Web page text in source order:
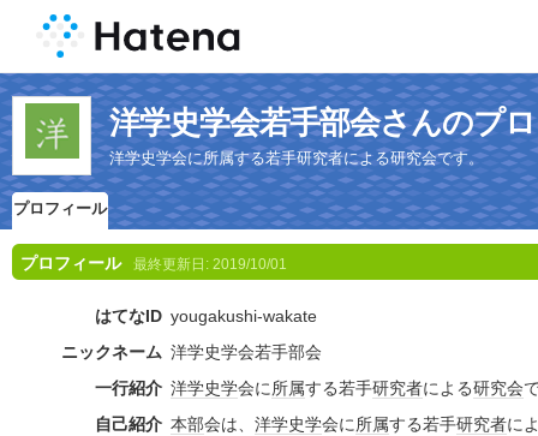
洋学史学会若手部会さんのプ
洋学史学会に所属する若手研究者による研究会です。
プロフィール
プロフィール 最終更新日: 2019/10/01
はてなID yougakushi-wakate
ニックネーム 洋学史学会若手部会
一行紹介 洋学史学会に所属する若手研究者による研究会
自己紹介 本部会は、 洋学史学会に所属する若手研究者に